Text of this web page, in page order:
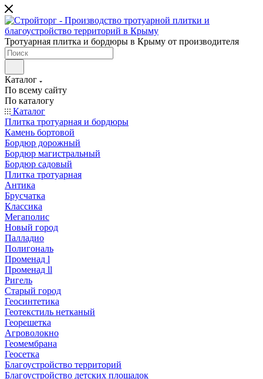
Тротуарная плитка и бордюры в Крыму от производителя
Каталог
По всему сайту
По каталогу
Каталог
Плитка тротуарная и бордюры
Камень бортовой
Бордюр дорожный
Бордюр магистральный
Бордюр садовый
Плитка тротуарная
Антика
Брусчатка
Классика
Мегаполис
Новый город
Палладио
Полигональ
Променад l
Променад ll
Ригель
Старый город
Геосинтетика
Геотекстиль нетканый
Георешетка
Агроволокно
Геомембрана
Геосетка
Благоустройство территорий
Благоустройство детских площадок